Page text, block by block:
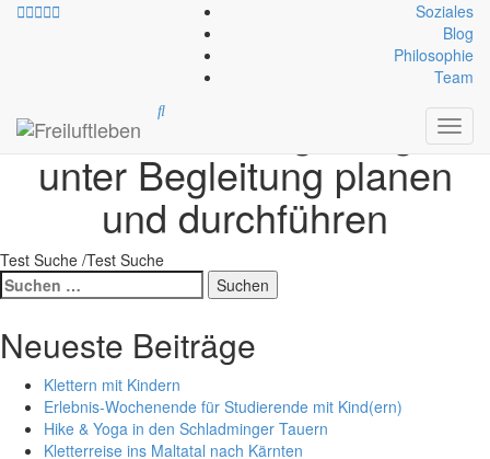
Soziales
Blog
Philosophie
Team
Programm-Ziel:
Hochtour in Eigenregie
unter Begleitung planen
und durchführen
Test Suche /Test Suche
Suche
nach:
Neueste Beiträge
Klettern mit Kindern
Erlebnis-Wochenende für Studierende mit Kind(ern)
Hike & Yoga in den Schladminger Tauern
Kletterreise ins Maltatal nach Kärnten